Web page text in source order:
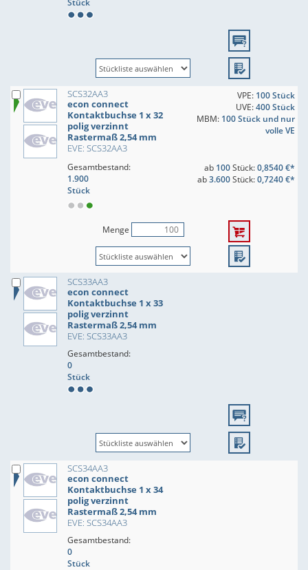
Stück
SCS32AA3
econ connect
Kontaktbuchse 1 x 32
polig verzinnt
Rastermaß 2,54 mm
EVE: SCS32AA3
VPE: 100 Stück
UVE:400 Stück
MBM: 100 Stück und nur
volle VE
Gesamtbestand:
1.900
Stück
ab 100Stück:0,8540 €*
ab3.600Stück:0,7240 €*
Menge
SCS33AA3
econ connect
Kontaktbuchse 1 x 33
polig verzinnt
Rastermaß 2,54 mm
EVE: SCS33AA3
Gesamtbestand:
0
Stück
SCS34AA3
econ connect
Kontaktbuchse 1 x 34
polig verzinnt
Rastermaß 2,54 mm
EVE: SCS34AA3
Gesamtbestand:
0
Stück